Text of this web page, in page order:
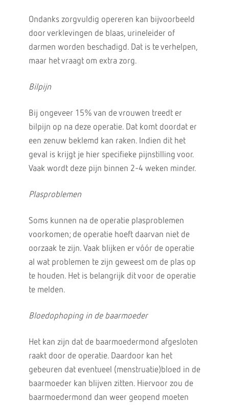
Ondanks zorgvuldig opereren kan bijvoorbeeld
door verklevingen de blaas, urineleider of
darmen worden beschadigd. Dat is te verhelpen,
maar het vraagt om extra zorg.
Bilpijn
Bij ongeveer 15% van de vrouwen treedt er
bilpijn op na deze operatie. Dat komt doordat er
een zenuw beklemd kan raken. Indien dit het
geval is krijgt je hier specifieke pijnstilling voor.
Vaak wordt deze pijn binnen 2-4 weken minder.
Plasproblemen
Soms kunnen na de operatie plasproblemen
voorkomen; de operatie hoeft daarvan niet de
oorzaak te zijn. Vaak blijken er vóór de operatie
al wat problemen te zijn geweest om de plas op
te houden. Het is belangrijk dit voor de operatie
te melden.
Bloedophoping in de baarmoeder
Het kan zijn dat de baarmoedermond afgesloten
raakt door de operatie. Daardoor kan het
gebeuren dat eventueel (menstruatie)bloed in de
baarmoeder kan blijven zitten. Hiervoor zou de
baarmoedermond dan weer geopend moeten